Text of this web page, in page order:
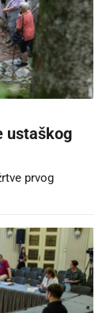
ustaškog
prvog